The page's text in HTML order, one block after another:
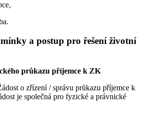
a postup pro řešení životní
průkazu příjemce k ZK
o zřízení / správu průkazu příjemce k
je společná pro fyzické a právnické